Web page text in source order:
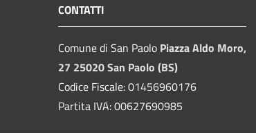
CONTATTI
Comune di San Paolo Piazza Aldo Moro,
27 25020 San Paolo (BS)
Codice Fiscale: 01456960176
Partita IVA: 00627690985